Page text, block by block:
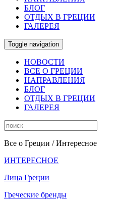
БЛОГ
ОТДЫХ В ГРЕЦИИ
ГАЛЕРЕЯ
Toggle navigation
НОВОСТИ
ВСЕ О ГРЕЦИИ
НАПРАВЛЕНИЯ
БЛОГ
ОТДЫХ В ГРЕЦИИ
ГАЛЕРЕЯ
Все о Греции / Интересное
ИНТЕРЕСНОЕ
Лица Греции
Греческие бренды